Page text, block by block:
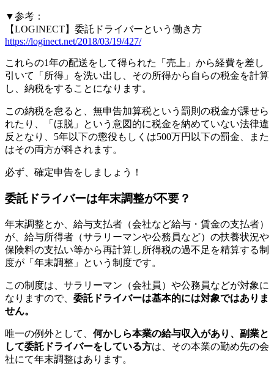
▼参考：
【LOGINECT】委託ドライバーという働き方
https://loginect.net/2018/03/19/427/
これらの1年の配送をして得られた「売上」から経費を差し
引いて「所得」を洗い出し、その所得から自らの税金を計算
し、納税をすることになります。
この納税を怠ると、無申告加算税という罰則の税金が課せら
れたり、「ほ脱」という意図的に税金を納めていない法律違
反となり、5年以下の懲役もしくは500万円以下の罰金、また
はその両方が科されます。
必ず、確定申告をしましょう！
委託ドライバーは年末調整が不要？
年末調整とか、給与支払者（会社など給与・賃金の支払者）
が、給与所得者（サラリーマンや公務員など）の扶養状況や
保険料の支払い等から再計算し所得税の過不足を精算する制
度が「年末調整」という制度です。
この制度は、サラリーマン（会社員）や公務員などが対象に
なりますので、 委託ドライバーは基本的には対象ではありま
せん。
唯一の例外として、 何かしら本業の給与収入があり、副業と
して委託ドライバーをしている方は、その本業の勤め先の会
社にて年末調整はあります。